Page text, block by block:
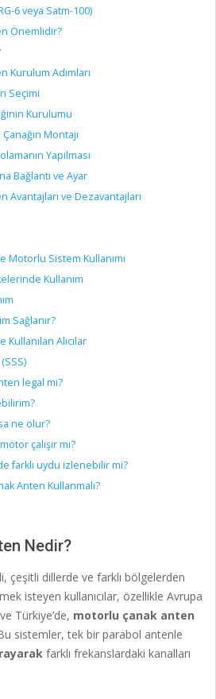
6 veya Satm-100)
Önemlidir?
Kurulum Adımları
Seçimi
Kurulumu
Montajı
Yapılması
Bağlantı ve Ayar
Avantajları ve Dezavantajları
Motorlu Sistem Kullanımı
Kullanım
Sağlanır?
Alıcılar
legal mi?
ne olur?
çalışır mı?
farklı uydu izlenebilir mi?
Anten Kullanmalı?
Nedir?
çeşitli dillerde ve farklı bölgelerden
isteyen kullanıcılar, özellikle Avrupa
Türkiye’de, motorlu çanak anten
sistemler, tek bir parabol antenle
farklı frekanslardaki kanalları